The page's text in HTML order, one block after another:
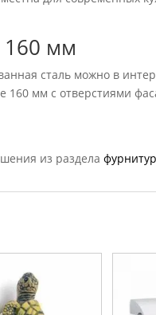
160 мм
сталь можно в
160 мм с отверстиями
из раздела